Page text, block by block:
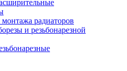
радиаторов
и резьбонарезной